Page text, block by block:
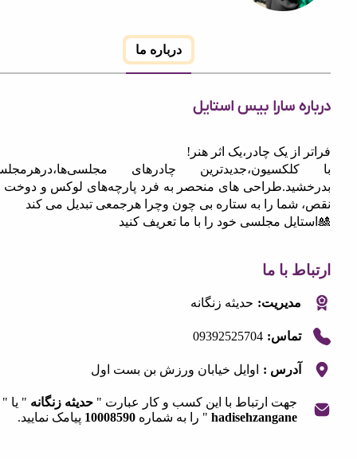
سارا بیس استایل
یک چادر،یک اثر هنر!
چادرهای مجلسی‌ها،درهرمجلسی
های منحصر به فرد پارچه‌های لوکس و دوخت بی
را به ستاره بی چون وچرا هرجمعی تبدیل می کند
مجلسی خود را با ما تعریف کنید
با ما
مدیریت: حدیثه زنگانه
تماس: 09392525704
آدرس : اوایل خیابان ورزش بن بست اول
جهت ارتباط با این کسب و کار عبارت "حدیثه زنگانه " یا "
hadisehzangane" را به شماره 10008590 پیامک نمایید.